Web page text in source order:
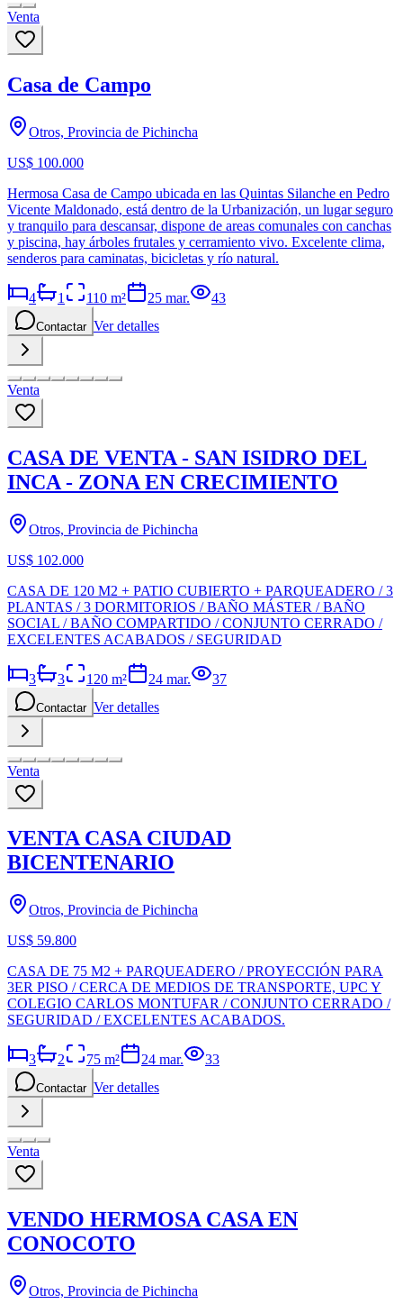
Venta
Casa de Campo
Otros, Provincia de Pichincha
US$ 100.000
Hermosa Casa de Campo ubicada en las Quintas Silanche en Pedro
Vicente Maldonado, está dentro de la Urbanización, un lugar seguro
y tranquilo para descansar, dispone de areas comunales con canchas
y piscina, hay árboles frutales y cerramiento vivo. Excelente clima,
senderos para caminatas, bicicletas y río natural.
4 1 110 m² 25 mar. 43
Contactar Ver detalles
Venta
CASA DE VENTA - SAN ISIDRO DEL
INCA - ZONA EN CRECIMIENTO
Otros, Provincia de Pichincha
US$ 102.000
CASA DE 120 M2 + PATIO CUBIERTO + PARQUEADERO / 3
PLANTAS / 3 DORMITORIOS / BAÑO MÁSTER / BAÑO
SOCIAL / BAÑO COMPARTIDO / CONJUNTO CERRADO /
EXCELENTES ACABADOS / SEGURIDAD
3 3 120 m² 24 mar. 37
Contactar Ver detalles
Venta
VENTA CASA CIUDAD
BICENTENARIO
Otros, Provincia de Pichincha
US$ 59.800
CASA DE 75 M2 + PARQUEADERO / PROYECCIÓN PARA
3ER PISO / CERCA DE MEDIOS DE TRANSPORTE, UPC Y
COLEGIO CARLOS MONTUFAR / CONJUNTO CERRADO /
SEGURIDAD / EXCELENTES ACABADOS.
3 2 75 m² 24 mar. 33
Contactar Ver detalles
Venta
VENDO HERMOSA CASA EN
CONOCOTO
Otros, Provincia de Pichincha